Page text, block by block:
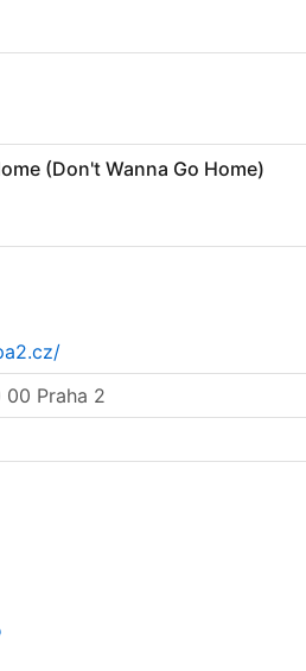
(Don't Wanna Go Home)
00 Praha 2